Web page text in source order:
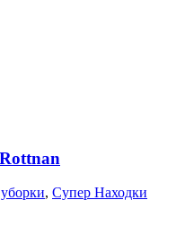
, Супер Находки